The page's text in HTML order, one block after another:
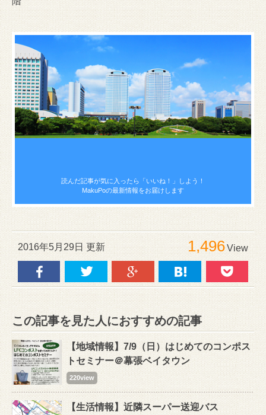
読んだ記事が気に入ったら 「いいね！」しよう！
MakuPoの最新情報をお届けします
2016年5月29日 更新 1,496View
この記事を見た人におすすめの記事
【地域情報】7/9（日）はじめてのコンポス
トセミナー＠幕張ベイタウン
220view
【生活情報】近隣スーパー送迎バス